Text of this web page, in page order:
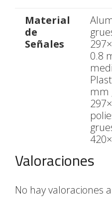
Material
de
Señales
0.8
mm
Valoraciones
No hay valoraciones